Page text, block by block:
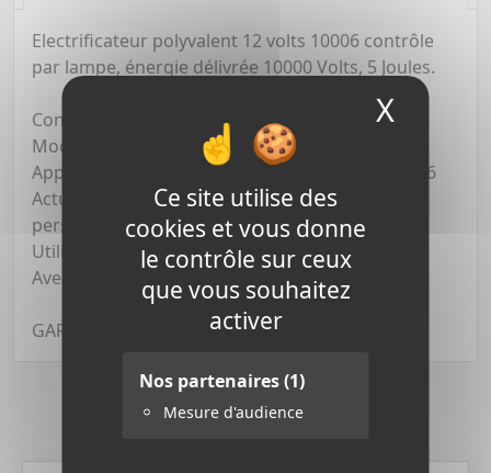
Ce site utilise des
cookies et vous donne
le contrôle sur ceux
que vous souhaitez
activer
Nos partenaires(1)
Mesure d'audience
X
Electrificateur polyvalent 12 volts 10006 contrôle
par lampe, énergie délivrée 10000 Volts, 5 Joules.
Contre sangliers et dégâts de gibiers
Modèle antichoc
Appareil compatible avec la norme EN60335-2-76
Actualisé le 20/07/07 pour la sécurité des
personnes et des installations.
Utilisable avec une batterie 12 Volts.
Avec prise de terre et épingle de sortie.
GARANTIE 3 ANS
Derniers produits